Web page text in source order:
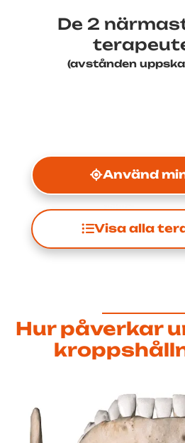
De 2
(avstånden
Använd
Visa alla
Hur påverkar